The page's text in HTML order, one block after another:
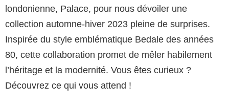
londonienne, Palace, pour nous dévoiler une
collection automne-hiver 2023 pleine de surprises.
Inspirée du style emblématique Bedale des années
80, cette collaboration promet de mêler habilement
l’héritage et la modernité. Vous êtes curieux ?
Découvrez ce qui vous attend !